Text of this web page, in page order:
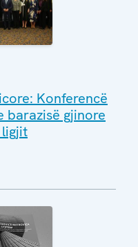
Konferencë
barazisë gjinore